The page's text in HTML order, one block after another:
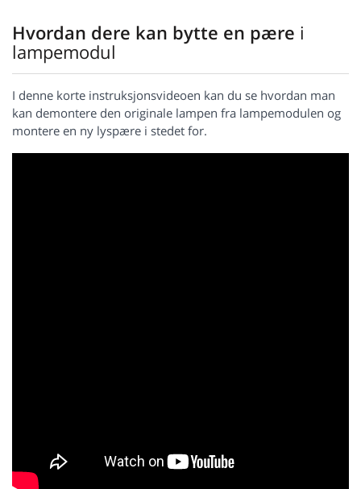
Hvordan dere kan bytte en pære i
lampemodul
I denne korte instruksjonsvideoen kan du se hvordan man
kan demontere den originale lampen fra lampemodulen og
montere en ny lyspære i stedet for.